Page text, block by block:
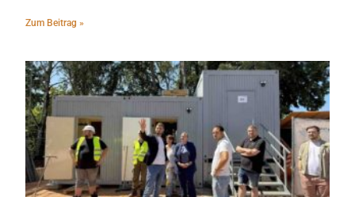
Zum Beitrag »